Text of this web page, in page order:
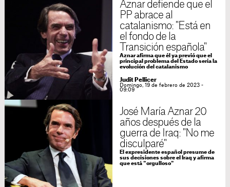
Aznar defiende que el
PP abrace al
catalanismo: "Está en
el fondo de la
Transición española"
Aznar afirma que él ya previó que el
principal problema del Estado sería la
evolución del catalanismo
Judit Pellicer
Domingo, 19 de febrero de 2023 -
09:09
José María Aznar 20
años después de la
guerra de Iraq: "No me
disculparé"
El expresidente español presume de
sus decisiones sobre el Iraq y afirma
que está "orgulloso"